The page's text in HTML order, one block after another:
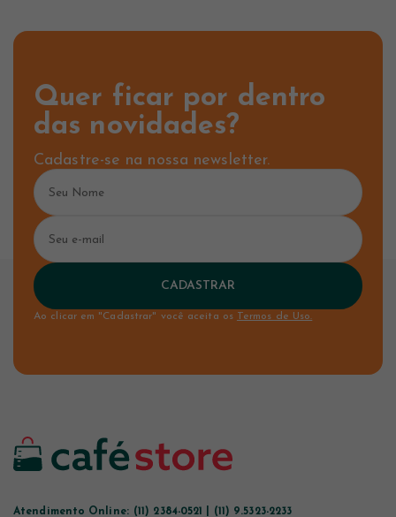
Quer ficar por dentro
das novidades?
Cadastre-se na nossa newsletter.
CADASTRAR
Ao clicar em "Cadastrar" você aceita os Termos de Uso.
Atendimento Online: (11) 2384-0521 | (11) 9.5323-2233